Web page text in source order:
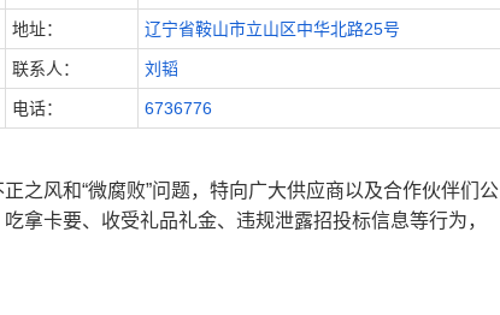
地址： 辽宁省鞍山市立山区中华北路25号
联系人： 刘韬
电话： 6736776
之风和“微腐败”问题，特向广大供应商以及合作伙伴们公
拿卡要、收受礼品礼金、违规泄露招投标信息等行为，